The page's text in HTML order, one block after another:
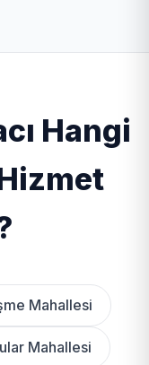
Hangi
Mahallesi
Mahallesi